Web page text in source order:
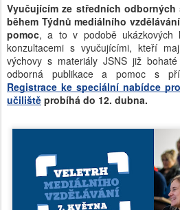
Vyučujícím ze středních
během Týdnů mediálního
pomoc, a to v podobě ukázkových
konzultacemi s vyučujícími, kteří
výchovy s materiály JSNS již
odborná publikace a pomoc s
Registrace ke speciální nabídce
učiliště probíhá do 12. dubna.